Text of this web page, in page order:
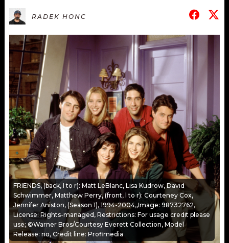
ROZHOVORY
#NEBUDUDOMA
KALENDÁŘ
KVÍZY
VIP
TRENDY
KULTURA
MIX
OSTATNÍ
JAK NALADIT
APLIKACE
PROGRAM
PLAYLIST
JAK NALADIT
SOUTĚŽE
RADEK HONC
FRIENDS, (back, l to r): Matt LeBlanc, Lisa Kudrow, David
Schwimmer, Matthew Perry, (front, l to r): Courteney Cox,
Jennifer Aniston, (Season 1), 1994-2004,,Image: 98732762,
License: Rights-managed, Restrictions: For usage credit please
use; ©Warner Bros/Courtesy Everett Collection, Model
Release: no, Credit line: Profimedia